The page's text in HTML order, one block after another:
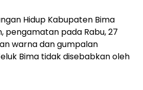
Hidup Kabupaten Bima
pengamatan pada Rabu, 27
warna dan gumpalan
Bima tidak disebabkan oleh